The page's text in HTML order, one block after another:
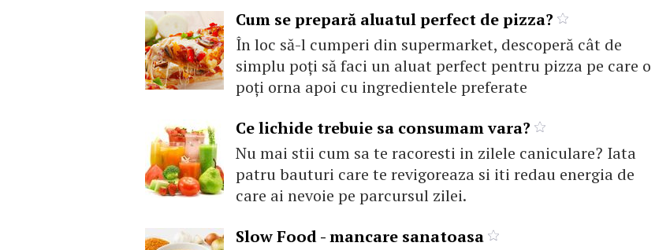
Cum se prepară aluatul perfect de pizza?
În loc să-l cumperi din supermarket, descoperă cât de
simplu poţi să faci un aluat perfect pentru pizza pe care o
poţi orna apoi cu ingredientele preferate
Ce lichide trebuie sa consumam vara?
Nu mai stii cum sa te racoresti in zilele caniculare? Iata
patru bauturi care te revigoreaza si iti redau energia de
care ai nevoie pe parcursul zilei.
Slow Food - mancare sanatoasa